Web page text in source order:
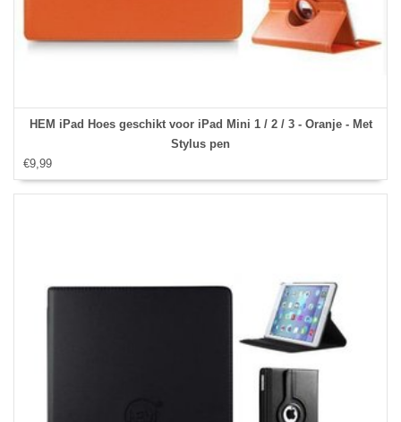
HEM iPad Hoes geschikt voor iPad Mini 1 / 2 / 3 - Oranje - Met
Stylus pen
€9,99